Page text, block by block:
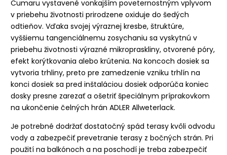
Cumaru vystavené vonkajším poveternostným vplyvom
v priebehu životnosti prirodzene oxiduje do šedých
odtieňov. Vďaka svojej výraznej kresbe, štruktúre,
vyššiemu tangenciálnemu zosychaniu sa vyskytnú v
priebehu životnosti výrazné mikropraskliny, otvorené póry,
efekt korýtkovania alebo krútenia. Na koncoch dosiek sa
vytvoria trhliny, preto pre zamedzenie vzniku trhlín na
konci dosiek sa pred inštaláciou dosiek odporúča koniec
dosky presne zarezať a ošetriťšpeciálnym príprakovkom
na ukončenie čelných hrán ADLER Allweterlack.
Je potrebné dodržať dostatočný spád terasy kvôli odvodu
vody a zabezpečiť prevetranie terasy z bočných strán. Pri
použití na balkónoch a na poschodí je treba zabezpečiť